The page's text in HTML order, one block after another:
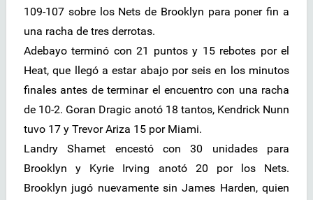
109-107 sobre los Nets de Brooklyn para poner fin a
una racha de tres derrotas.
Adebayo terminó con 21 puntos y 15 rebotes por el
Heat, que llegó a estar abajo por seis en los minutos
finales antes de terminar el encuentro con una racha
de 10-2. Goran Dragic anotó 18 tantos, Kendrick Nunn
tuvo 17 y Trevor Ariza 15 por Miami.
Landry Shamet encestó con 30 unidades para
Brooklyn y Kyrie Irving anotó 20 por los Nets.
Brooklyn jugó nuevamente sin James Harden, quien